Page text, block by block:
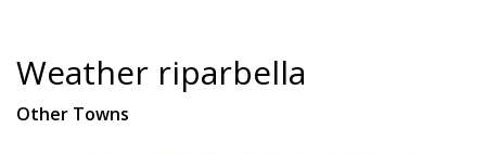
Weather riparbella
Other Towns